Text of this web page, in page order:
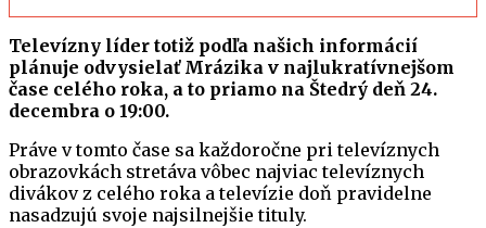
Televízny líder totiž podľa našich informácií
plánuje odvysielať Mrázika v najlukratívnejšom
čase celého roka, a to priamo na Štedrý deň 24.
decembra o 19:00.
Práve v tomto čase sa každoročne pri televíznych
obrazovkách stretáva vôbec najviac televíznych
divákov z celého roka a televízie doň pravidelne
nasadzujú svoje najsilnejšie tituly.